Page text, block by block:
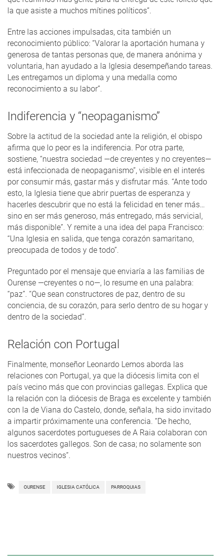
la que asiste a muchos mítines políticos”.
Entre las acciones impulsadas, cita también un
reconocimiento público: “Valorar la aportación humana y
generosa de tantas personas que, de manera anónima y
voluntaria, han ayudado a la Iglesia desempeñando tareas.
Les entregamos un diploma y una medalla como
reconocimiento a su labor”.
Indiferencia y “neopaganismo”
Sobre la actitud de la sociedad ante la religión, el obispo
afirma que lo peor es la indiferencia. Por otra parte,
sostiene, “nuestra sociedad —de creyentes y no creyentes—
está infeccionada de neopaganismo”, visible en el interés
por consumir más, gastar más y disfrutar más. “Ante todo
esto, la Iglesia tiene que abrir puertas de esperanza y
hacerles descubrir que no está la felicidad en tener más…
sino en ser más generoso, más entregado, más servicial,
más disponible”. Y remite a una idea del papa Francisco:
“Una Iglesia en salida, que tenga corazón samaritano,
preocupada de todos y de todo”.
Preguntado por el mensaje que enviaría a las familias de
Ourense —creyentes o no—, lo resume en una palabra:
“paz”. “Que sean constructores de paz, dentro de su
conciencia, de su corazón, para serlo dentro de su hogar y
dentro de la sociedad”.
Relación con Portugal
Finalmente, monseñor Leonardo Lemos aborda las
relaciones con Portugal, ya que la diócesis limita con el
país vecino más que con provincias gallegas. Explica que
la relación con la diócesis de Braga es excelente y también
con la de Viana do Castelo, donde, señala, ha sido invitado
a impartir próximamente una conferencia. “De hecho,
algunos sacerdotes portugueses de A Raia colaboran con
los sacerdotes gallegos. Son de casa; no solamente son
nuestros vecinos”.
OURENSE IGLESIA CATÓLICA PARROQUIAS